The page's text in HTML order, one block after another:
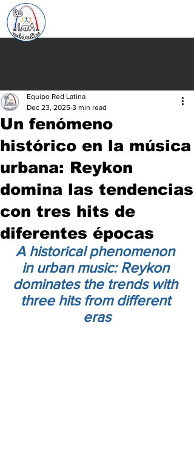
Un fenómeno
histórico en la música
urbana: Reykon
domina las tendencias
con tres hits de
diferentes épocas
Equipo Red Latina
Dec 23, 2025 3 min read
A historical phenomenon
in urban music: Reykon
dominates the trends with
three hits from different
eras